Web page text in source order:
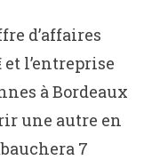
d’affaires
et l’entreprise
à Bordeaux
une autre en
7